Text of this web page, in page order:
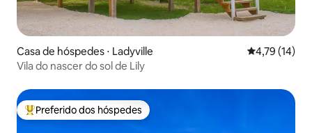
Casa de hóspedes ⋅ Ladyville 4,79 de uma
4,79 (14)
Vila do nascer do sol de Lily
Entre os melhores preferidos dos hóspedes
Preferido dos hóspedes